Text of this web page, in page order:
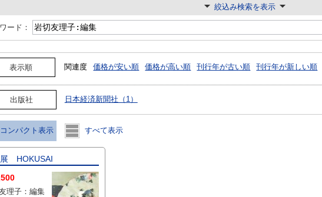
絞込み検索を表示
ード：
表示順 関連度 価格が安い順 価格が高い順 刊行年が古い順 刊行年が新しい順
出版社 日本経済新聞社（1）
コンパクト表示 すべて表示
HOKUSAI
理子：編集